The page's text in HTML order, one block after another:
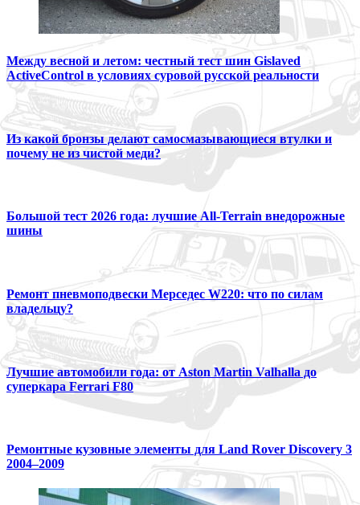
Между весной и летом: честный тест шин Gislaved
ActiveControl в условиях суровой русской реальности
Из какой бронзы делают самосмазывающиеся втулки и
почему не из чистой меди?
Большой тест 2026 года: лучшие All-Terrain внедорожные
шины
Ремонт пневмоподвески Мерседес W220: что по силам
владельцу?
Лучшие автомобили года: от Aston Martin Valhalla до
суперкара Ferrari F80
Ремонтные кузовные элементы для Land Rover Discovery 3
2004–2009